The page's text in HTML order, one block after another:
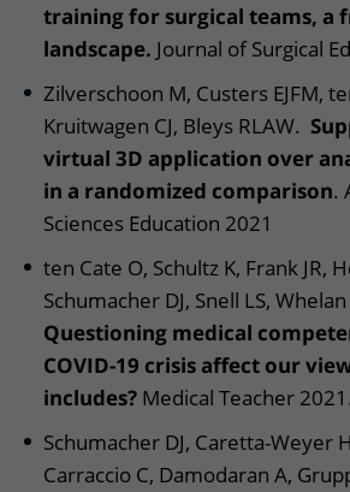
training for surgical teams, a
landscape. Journal of Surgical
Zilverschoon M, Custers EJFM,
Kruitwagen CJ, Bleys RLAW.
virtual 3D application over
in a randomized comparison.
Sciences Education 2021
ten Cate O, Schultz K, Frank JR,
Schumacher DJ, Snell LS, Whelan
Questioning medical
COVID-19 crisis affect our
includes? Medical Teacher 2021.
Schumacher DJ, Caretta-Weyer
Carraccio C, Damodaran A,